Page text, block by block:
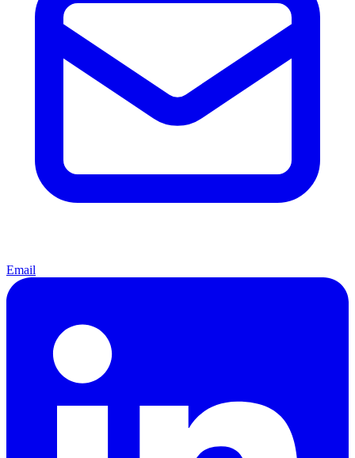
Email